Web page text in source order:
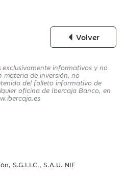
Volver
exclusivamente informativos y no
materia de inversión, no
del folleto informativo de
oficina de Ibercaja Banco, en
S.G.I.I.C., S.A.U. NIF